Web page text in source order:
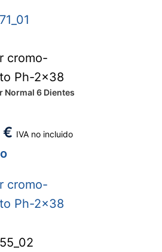
Normal 6 Dientes
€ IVA no incluido